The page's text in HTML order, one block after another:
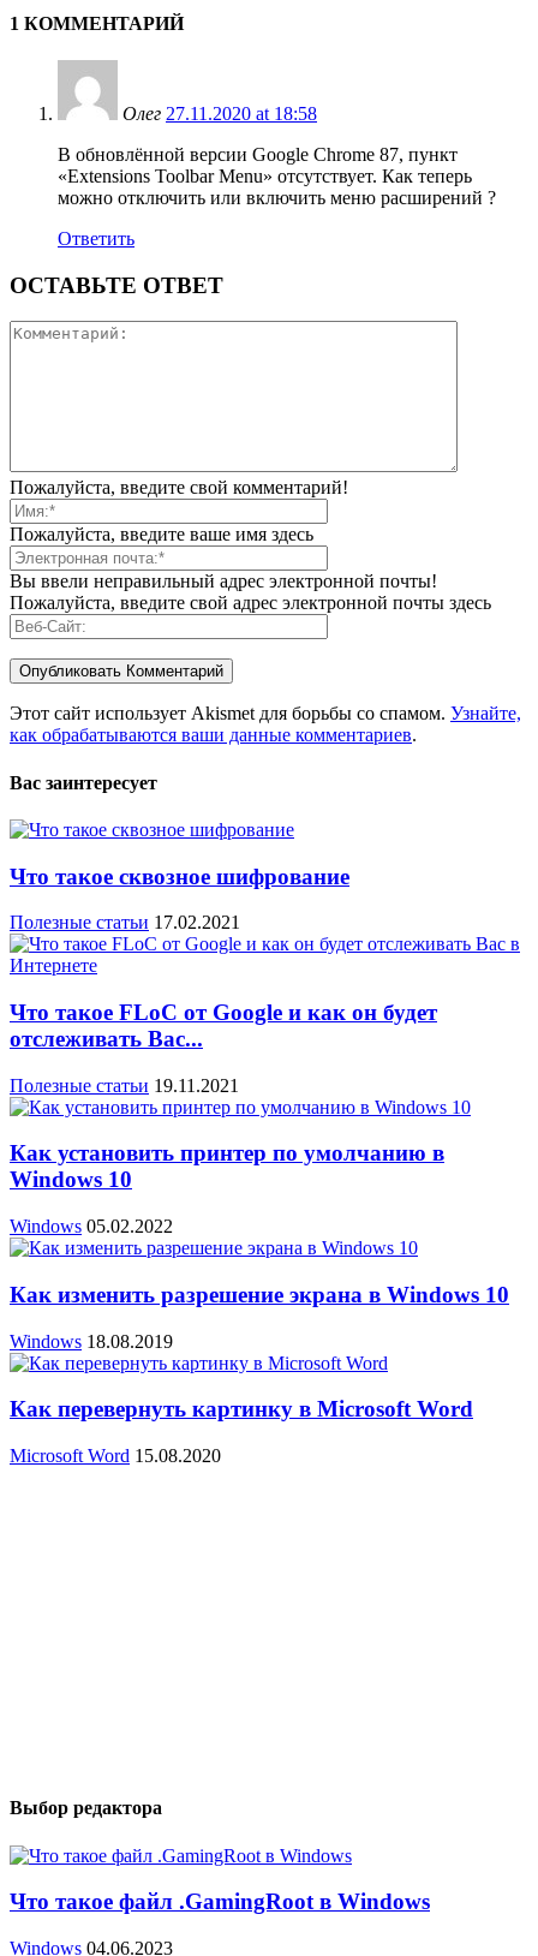
1 КОММЕНТАРИЙ
Олег 27.11.2020 at 18:58
В обновлённой версии Google Chrome 87, пункт
«Extensions Toolbar Menu» отсутствует. Как теперь
можно отключить или включить меню расширений ?
Ответить
ОСТАВЬТЕ ОТВЕТ
Пожалуйста, введите свой комментарий!
Пожалуйста, введите ваше имя здесь
Вы ввели неправильный адрес электронной почты!
Пожалуйста, введите свой адрес электронной почты здесь
Этот сайт использует Akismet для борьбы со спамом. Узнайте,
как обрабатываются ваши данные комментариев.
Вас заинтересует
Что такое сквозное шифрование
Полезные статьи 17.02.2021
Что такое FLoC от Google и как он будет
отслеживать Вас...
Полезные статьи 19.11.2021
Как установить принтер по умолчанию в
Windows 10
Windows 05.02.2022
Как изменить разрешение экрана в Windows 10
Windows 18.08.2019
Как перевернуть картинку в Microsoft Word
Microsoft Word 15.08.2020
Выбор редактора
Что такое файл .GamingRoot в Windows
Windows 04.06.2023